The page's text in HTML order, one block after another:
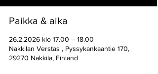
Paikka & aika
26.2.2026 klo 17.00 – 18.00
Nakkilan Verstas , Pyssykankaantie 170,
29270 Nakkila, Finland